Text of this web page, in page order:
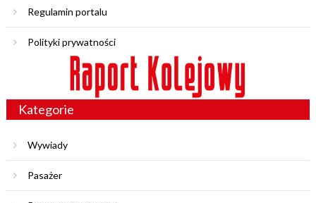
Regulamin portalu
Polityki prywatności
Kategorie
Wywiady
Pasażer